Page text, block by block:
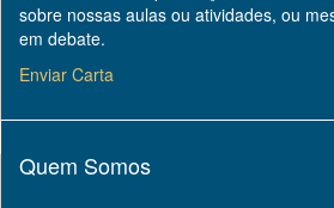
sobre nossas aulas ou atividades, ou
em debate.
Enviar Carta
Quem Somos